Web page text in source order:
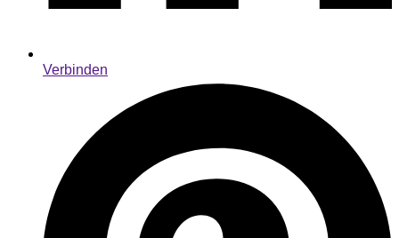
Verbinden